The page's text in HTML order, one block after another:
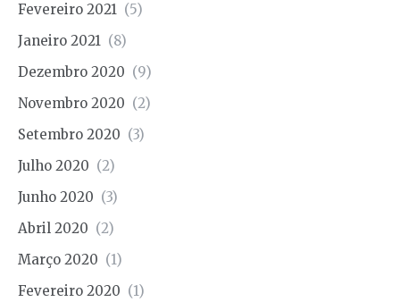
Fevereiro 2021 (5)
Janeiro 2021 (8)
Dezembro 2020 (9)
Novembro 2020 (2)
Setembro 2020 (3)
Julho 2020 (2)
Junho 2020 (3)
Abril 2020 (2)
Março 2020 (1)
Fevereiro 2020 (1)